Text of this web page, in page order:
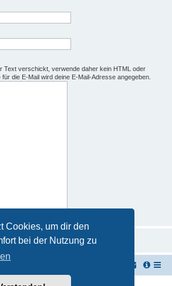
Cookies, um dir den
bei der Nutzung zu
Text verschickt, verwende daher kein HTML oder
die E-Mail wird deine E-Mail-Adresse angegeben.